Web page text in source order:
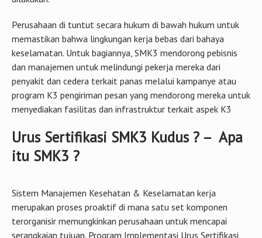
Perusahaan di tuntut secara hukum di bawah hukum untuk
memastikan bahwa lingkungan kerja bebas dari bahaya
keselamatan. Untuk bagiannya, SMK3 mendorong pebisnis
dan manajemen untuk melindungi pekerja mereka dari
penyakit dan cedera terkait panas melalui kampanye atau
program K3 pengiriman pesan yang mendorong mereka untuk
menyediakan fasilitas dan infrastruktur terkait aspek K3
Urus Sertifikasi SMK3 Kudus ? – Apa
itu SMK3 ?
Sistem Manajemen Kesehatan & Keselamatan kerja
merupakan proses proaktif di mana satu set komponen
terorganisir memungkinkan perusahaan untuk mencapai
serangkaian tujuan. Program Implementasi Urus Sertifikasi